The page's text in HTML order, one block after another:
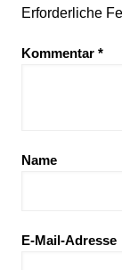
Erforderliche
Kommentar *
Name
E-Mail-Adresse